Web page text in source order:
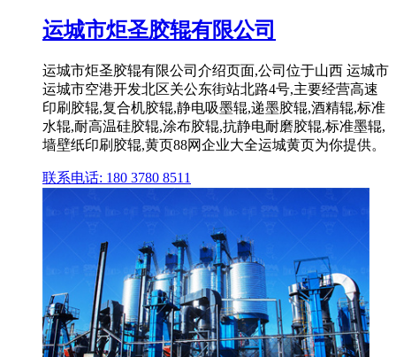
运城市炬圣胶辊有限公司
运城市炬圣胶辊有限公司介绍页面,公司位于山西 运城市
运城市空港开发北区关公东街站北路4号,主要经营高速
印刷胶辊,复合机胶辊,静电吸墨辊,递墨胶辊,酒精辊,标准
水辊,耐高温硅胶辊,涂布胶辊,抗静电耐磨胶辊,标准墨辊,
墙壁纸印刷胶辊,黄页88网企业大全运城黄页为你提供。
联系电话: 180 3780 8511